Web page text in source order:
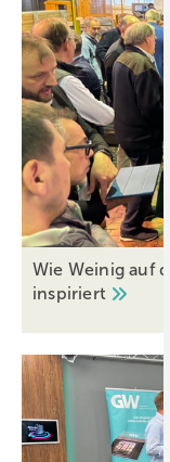
Wie Weinig auf
inspiriert